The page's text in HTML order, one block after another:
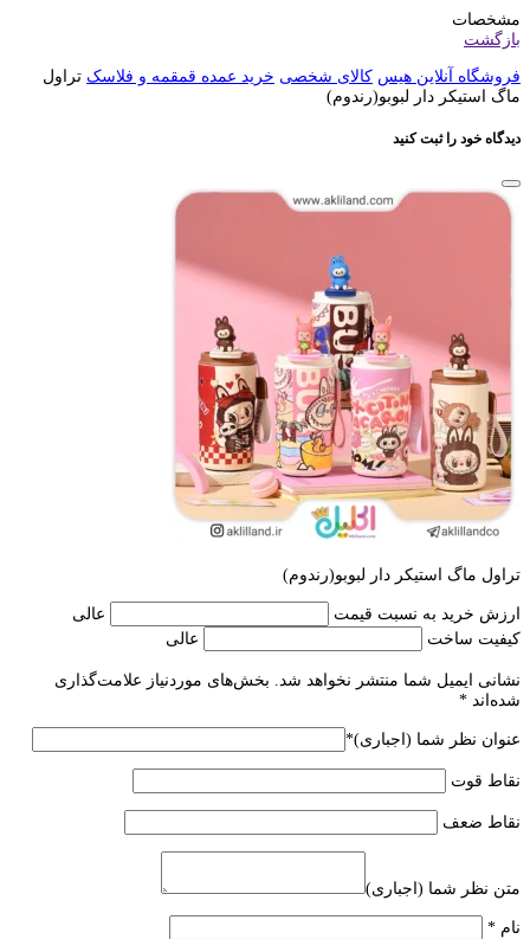
مشخصات
بازگشت
فروشگاه آنلاین هیس کالای شخصی خرید عمده قمقمه و فلاسک تراول
ماگ استیکر دار لبوبو(رندوم)
دیدگاه خود را ثبت کنید
تراول ماگ استیکر دار لبوبو(رندوم)
ارزش خرید به نسبت قیمت
عالی
کیفیت ساخت
عالی
نشانی ایمیل شما منتشر نخواهد شد. بخش‌های موردنیاز علامت‌گذاری
شده‌اند *
عنوان نظر شما (اجباری)*
نقاط قوت
نقاط ضعف
متن نظر شما (اجباری)
نام *